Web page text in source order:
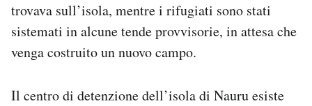
trovava sull’isola, mentre i rifugiati sono stati
sistemati in alcune tende provvisorie, in attesa che
venga costruito un nuovo campo.
Il centro di detenzione dell’isola di Nauru esiste